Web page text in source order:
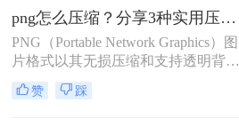
小呢？本文将介绍两种免费压缩PNG
照片大小的方法，帮助用户轻松优化
图片文件。
png怎么压缩？分享3种实用压缩方法！
PNG（Portable Network Graphics）图
片格式以其无损压缩和支持透明背景
的特性，在网页设计和多媒体制作中
得到了广泛应用。然而，PNG图片的
赞 踩